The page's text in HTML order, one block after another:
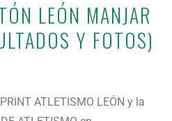
LEÓN MANJAR
Y FOTOS)
ATLETISMO LEÓN y la